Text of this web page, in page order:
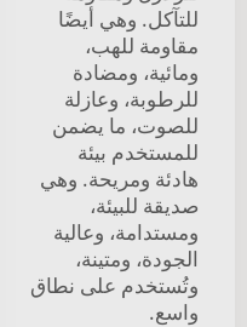
للتآكل. وهي أيضًا
مقاومة للهب،
ومائية، ومضادة
للرطوبة، وعازلة
للصوت، ما يضمن
للمستخدم بيئة
هادئة ومريحة. وهي
صديقة للبيئة،
ومستدامة، وعالية
الجودة، ومتينة،
وتُستخدم على نطاق
واسع.